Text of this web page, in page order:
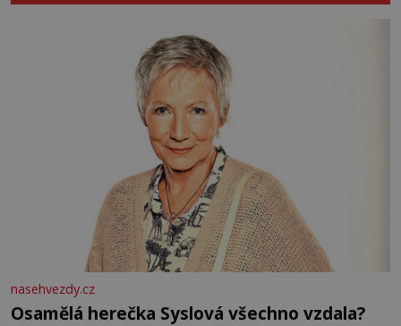
nasehvezdy.cz
Osamělá herečka Syslová všechno vzdala?